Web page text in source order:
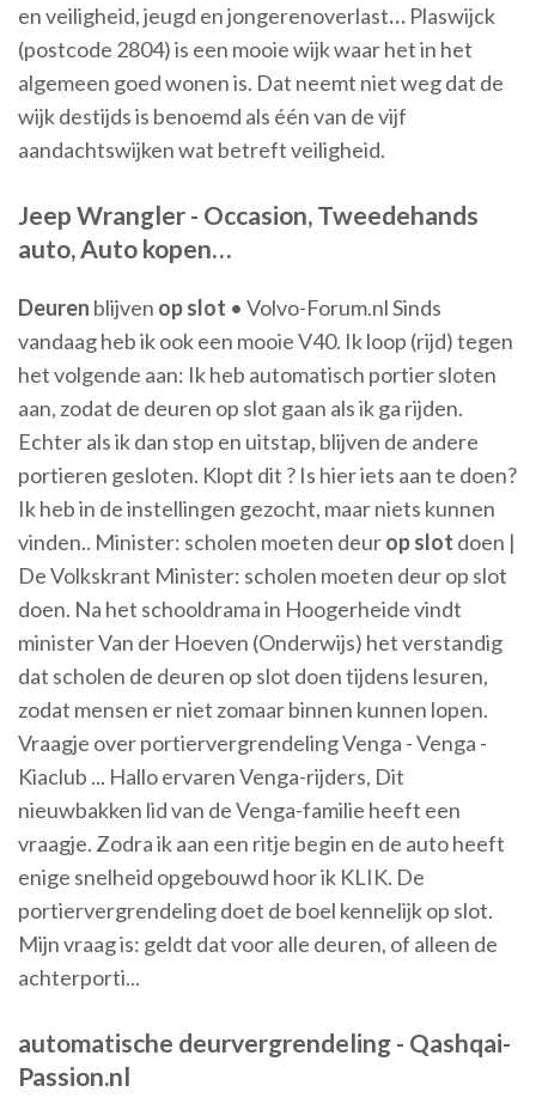
en veiligheid, jeugd en jongerenoverlast… Plaswijck
(postcode 2804) is een mooie wijk waar het in het
algemeen goed wonen is. Dat neemt niet weg dat de
wijk destijds is benoemd als één van de vijf
aandachtswijken wat betreft veiligheid.
Jeep Wrangler - Occasion, Tweedehands
auto, Auto kopen…
Deuren blijven opslot • Volvo-Forum.nl Sinds
vandaag heb ik ook een mooie V40. Ik loop (rijd) tegen
het volgende aan: Ik heb automatisch portier sloten
aan, zodat de deuren op slot gaan als ik ga rijden.
Echter als ik dan stop en uitstap, blijven de andere
portieren gesloten. Klopt dit ? Is hier iets aan te doen?
Ik heb in de instellingen gezocht, maar niets kunnen
vinden.. Minister: scholen moeten deuropslot doen |
De Volkskrant Minister: scholen moeten deur op slot
doen. Na het schooldrama in Hoogerheide vindt
minister Van der Hoeven (Onderwijs) het verstandig
dat scholen de deuren op slot doen tijdens lesuren,
zodat mensen er niet zomaar binnen kunnen lopen.
Vraagje over portiervergrendeling Venga - Venga -
Kiaclub ... Hallo ervaren Venga-rijders, Dit
nieuwbakken lid van de Venga-familie heeft een
vraagje. Zodra ik aan een ritje begin en de auto heeft
enige snelheid opgebouwd hoor ik KLIK. De
portiervergrendeling doet de boel kennelijk op slot.
Mijn vraag is: geldt dat voor alle deuren, of alleen de
achterporti...
automatische deurvergrendeling - Qashqai-
Passion.nl